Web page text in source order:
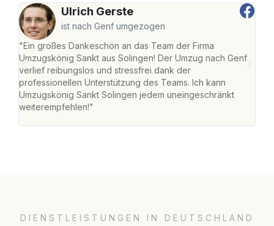
Ulrich Gerste
ist nach Genf umgezogen
"Ein großes Dankeschön an das Team der Firma
Umzugskönig Sankt aus Solingen! Der Umzug nach Genf
verlief reibungslos und stressfrei dank der
professionellen Unterstützung des Teams. Ich kann
Umzugskönig Sankt Solingen jedem uneingeschränkt
weiterempfehlen!"
DIENSTLEISTUNGEN IN DEUTSCHLAND